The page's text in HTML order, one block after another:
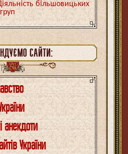
більшовицьких
САЙТИ:
анекдоти
України